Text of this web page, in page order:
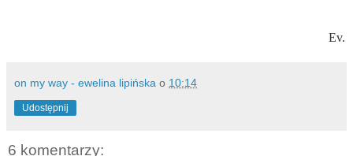
Ev.
on my way - ewelina lipińska o 10:14
Udostępnij
6 komentarzy: